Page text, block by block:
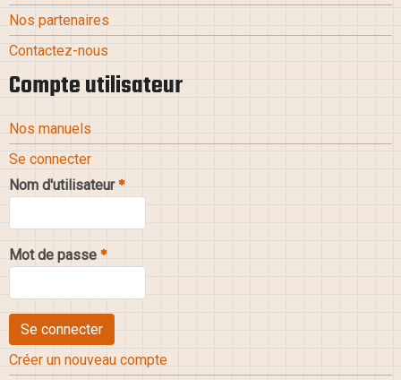
Nos partenaires
Contactez-nous
Compte utilisateur
Nos manuels
Se connecter
Nom d'utilisateur
Mot de passe
Créer un nouveau compte